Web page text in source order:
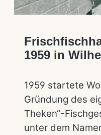
1959 in
1959 startete
Gründung des
Theken“-
unter dem